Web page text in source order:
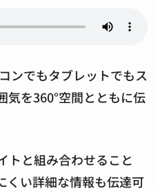
ンでもタブレットでもス
気を360°空間とともに伝
トと組み合わせること
くい詳細な情報も伝達可